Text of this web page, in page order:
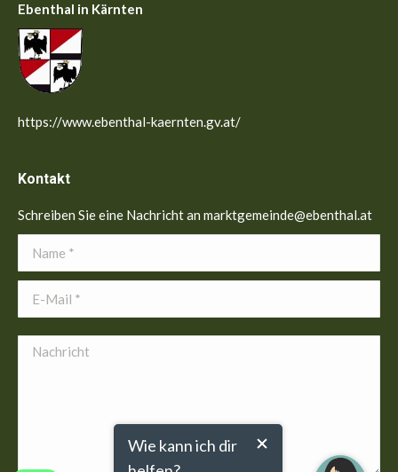
Ebenthal in Kärnten
https://www.ebenthal-kaernten.gv.at/
Kontakt
Schreiben Sie eine Nachricht an marktgemeinde@ebenthal.at
Name *
E-Mail *
Nachricht
Wie kann ich dir